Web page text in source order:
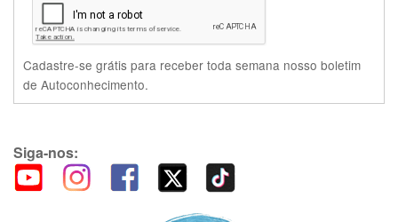
Cadastre-se grátis para receber toda semana nosso boletim
de Autoconhecimento.
Siga-nos: